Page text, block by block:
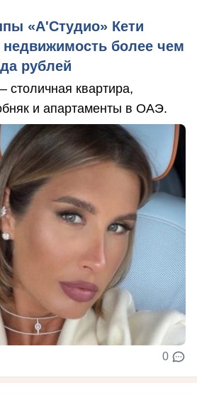
«А'Студио» Кети
более чем
рублей
столичная квартира,
и апартаменты в ОАЭ.
0